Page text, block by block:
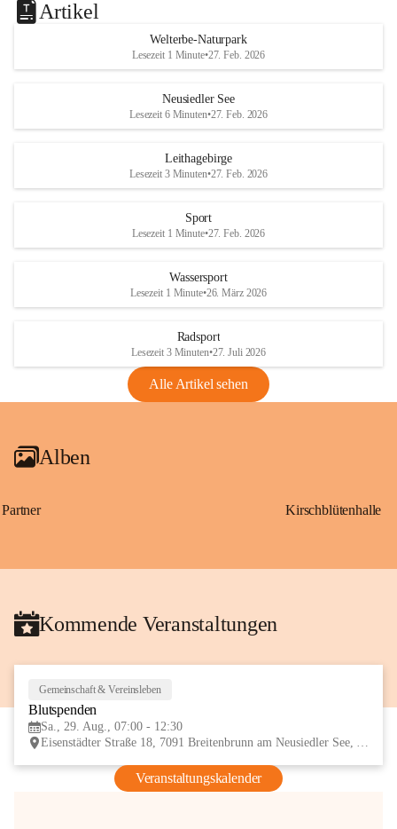
u
s
d
S
Weinbaugesetz sind nicht gepflegte oder
unzulässige Weingärten zu roden! Bitte
helfen wir zusammen um unsere Winzer
vor den prognostizierten Ernteausfällen
und den daraus folgenden wirtschaftlichen
Maßnahmen zur Bekämpfung
Rebe und der Amerikanischen
Anhang VBl. EU Nr. 18
1 Seite•1,4 MB
VBl. EU Nr. 18_2026
u
e
d
r
S
Artikel
Welterbe-Naturpark
Lesezeit 1 Minute•27. Feb. 2026
Neusiedler See
Lesezeit 6 Minuten•27. Feb. 2026
Leithagebirge
Lesezeit 3 Minuten•27. Feb. 2026
Sport
Lesezeit 1 Minute•27. Feb. 2026
Wassersport
Lesezeit 1 Minute•26. März 2026
Radsport
Lesezeit 3 Minuten•27. Juli 2026
Alle Artikel sehen
Alben
Partner Kirschblütenhalle
Kommende Veranstaltungen
Gemeinschaft & Vereinsleben
Blutspenden
Sa., 29. Aug., 07:00 - 12:30
Eisenstädter Straße 18, 7091 Breitenbrunn am Neusiedler See, AUT
Veranstaltungskalender